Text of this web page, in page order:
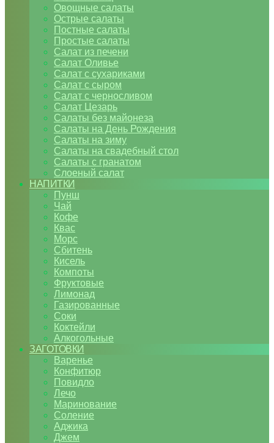
Овощные салаты
Острые салаты
Постные салаты
Простые салаты
Салат из печени
Салат Оливье
Салат с сухариками
Салат с сыром
Салат с черносливом
Салат Цезарь
Салаты без майонеза
Салаты на День Рождения
Салаты на зиму
Салаты на свадебный стол
Салаты с гранатом
Слоеный салат
НАПИТКИ
Пунш
Чай
Кофе
Квас
Морс
Сбитень
Кисель
Компоты
Фруктовые
Лимонад
Газированные
Соки
Коктейли
Алкогольные
ЗАГОТОВКИ
Варенье
Конфитюр
Повидло
Лечо
Маринование
Соление
Аджика
Джем